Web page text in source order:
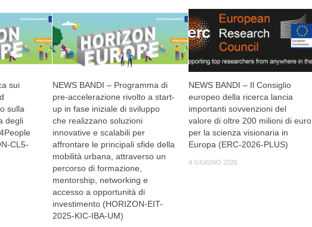
sui
sulla
degli
CL5-
NEWS BANDI – Programma di
pre-accelerazione rivolto a start-
up in fase iniziale di sviluppo
che realizzano soluzioni
innovative e scalabili per
affrontare le principali sfide della
mobilità urbana, attraverso un
percorso di formazione,
mentorship, networking e
accesso a opportunità di
investimento (HORIZON-EIT-
2025-KIC-IBA-UM)
NEWS BANDI – Il Consiglio
europeo della ricerca lancia
importanti sovvenzioni del
valore di oltre 200 milioni di euro
per la scienza visionaria in
Europa (ERC-2026-PLUS)
4 GIUGNO 2026